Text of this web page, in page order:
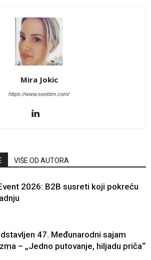
Mira Jokic
https://www.seebtm.com/
VIŠE OD AUTORA
2026: B2B susreti koji pokreću
47. Međunarodni sajam
– „Jedno putovanje, hiljadu priča“